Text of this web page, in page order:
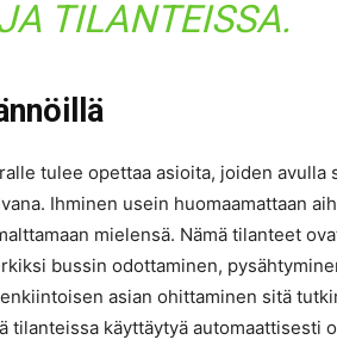
TILANTEISSA.
tulee opettaa asioita, joiden avulla
Ihminen usein huomaamattaan
mielensä. Nämä tilanteet
bussin odottaminen,
asian ohittaminen sitä
tilanteissa käyttäytyä automaattisesti